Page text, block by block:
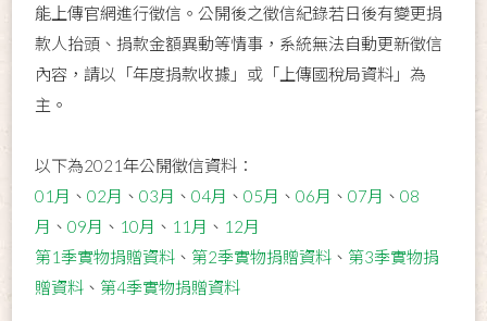
能上傳官網進行徵信。公開後之徵信紀錄若日後有變更捐
款人抬頭、捐款金額異動等情事，系統無法自動更新徵信
內容，請以「年度捐款收據」或「上傳國稅局資料」為
主。
以下為2021年公開徵信資料：
01月 、02月 、03月 、04月 、05月 、06月 、07月 、08
月 、09月 、 10月 、 11月 、 12月
第1季實物捐贈資料 、 第2季實物捐贈資料 、 第3季實物捐
贈資料 、 第4季實物捐贈資料